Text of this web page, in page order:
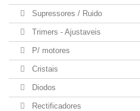
Supressores / Ruido
Trimers - Ajustaveis
P/ motores
Cristais
Diodos
Rectificadores